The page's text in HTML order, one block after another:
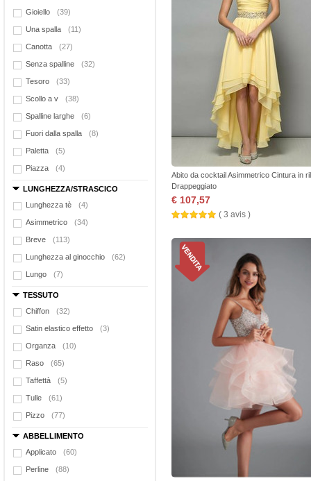
Gioiello (39)
Una spalla (11)
Canotta (27)
Senza spalline (32)
Tesoro (33)
Scollo a v (38)
Spalline larghe (6)
Fuori dalla spalla (8)
Paletta (5)
Piazza (4)
LUNGHEZZA/STRASCICO
Lunghezza tè
(4)
Asimmetrico (34)
Breve (113)
Lunghezza al ginocchio (62)
Lungo (7)
TESSUTO
Chiffon
(32)
Satin elastico effetto (3)
Organza (10)
Raso (65)
Taffettà (5)
Tulle (61)
Pizzo (77)
ABBELLIMENTO
Applicato
(60)
Perline (88)
Abito da cocktail Asimmetrico Cintura in
Drappeggiato
€ 107,57
( 3 avis )